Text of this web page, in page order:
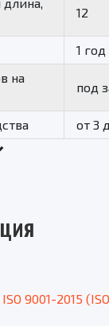
12
1 год
на
под
от 3
9001-2015